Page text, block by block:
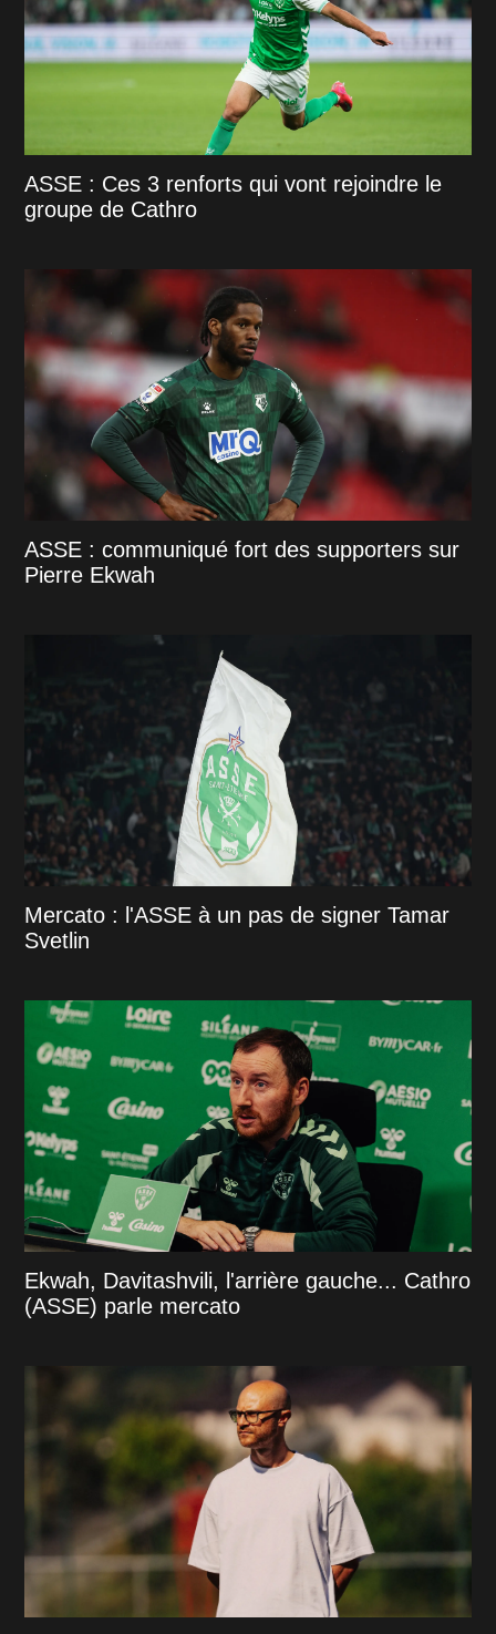
ASSE : Ces 3 renforts qui vont rejoindre le
groupe de Cathro
ASSE : communiqué fort des supporters sur
Pierre Ekwah
Mercato : l'ASSE à un pas de signer Tamar
Svetlin
Ekwah, Davitashvili, l'arrière gauche... Cathro
(ASSE) parle mercato